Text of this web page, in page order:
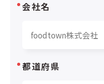
会社名
都道府県